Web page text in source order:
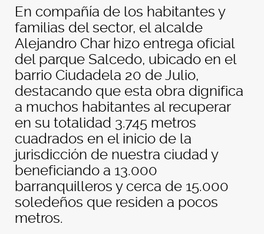
En compañía de los habitantes y
familias del sector, el alcalde
Alejandro Char hizo entrega oficial
del parque Salcedo, ubicado en el
barrio Ciudadela 20 de Julio,
destacando que esta obra dignifica
a muchos habitantes al recuperar
en su totalidad 3.745 metros
cuadrados en el inicio de la
jurisdicción de nuestra ciudad y
beneficiando a 13.000
barranquilleros y cerca de 15.000
soledeños que residen a pocos
metros.